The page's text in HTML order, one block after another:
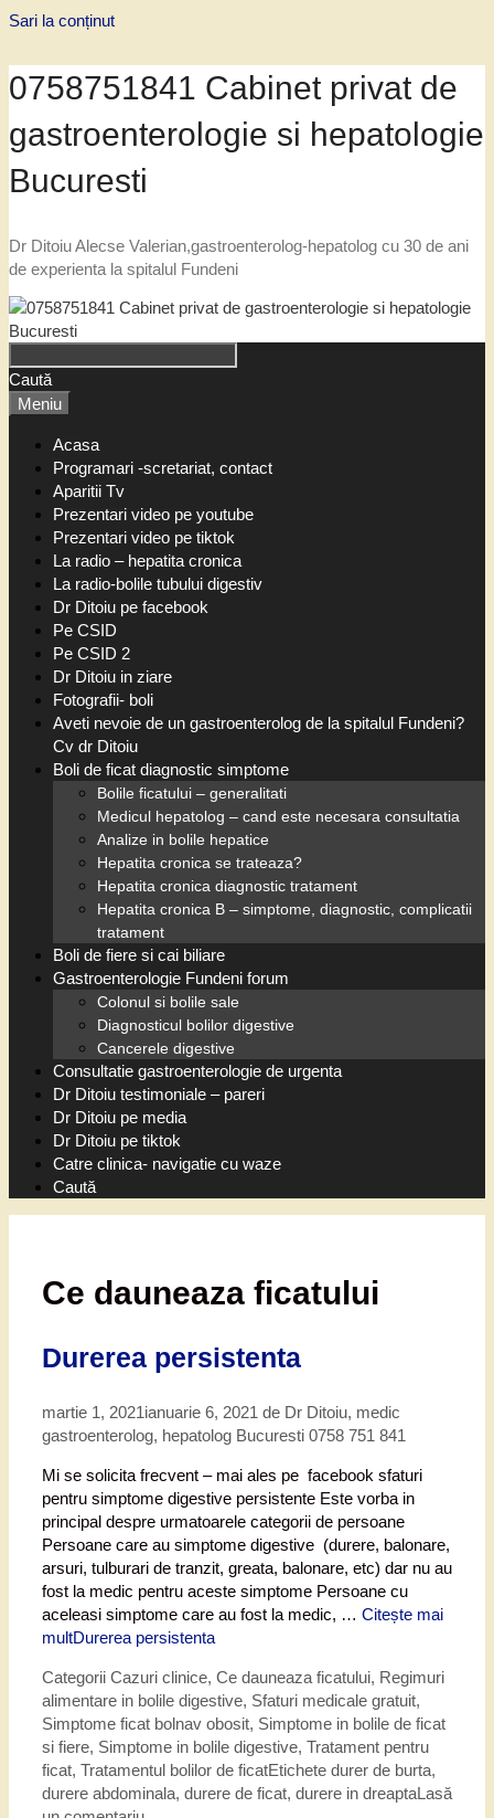
Sari la conținut
0758751841 Cabinet privat de
gastroenterologie si hepatologie
Bucuresti
Dr Ditoiu Alecse Valerian,gastroenterolog-hepatolog cu 30 de ani
de experienta la spitalul Fundeni
Caută
Meniu
Acasa
Programari -scretariat, contact
Aparitii Tv
Prezentari video pe youtube
Prezentari video pe tiktok
La radio – hepatita cronica
La radio-bolile tubului digestiv
Dr Ditoiu pe facebook
Pe CSID
Pe CSID 2
Dr Ditoiu in ziare
Fotografii- boli
Aveti nevoie de un gastroenterolog de la spitalul Fundeni?
Cv dr Ditoiu
Boli de ficat diagnostic simptome
Bolile ficatului – generalitati
Medicul hepatolog – cand este necesara consultatia
Analize in bolile hepatice
Hepatita cronica se trateaza?
Hepatita cronica diagnostic tratament
Hepatita cronica B – simptome, diagnostic, complicatii
tratament
Boli de fiere si cai biliare
Gastroenterologie Fundeni forum
Colonul si bolile sale
Diagnosticul bolilor digestive
Cancerele digestive
Consultatie gastroenterologie de urgenta
Dr Ditoiu testimoniale – pareri
Dr Ditoiu pe media
Dr Ditoiu pe tiktok
Catre clinica- navigatie cu waze
Caută
Ce dauneaza ficatului
Durerea persistenta
martie 1, 2021ianuarie 6, 2021 de Dr Ditoiu, medic
gastroenterolog, hepatolog Bucuresti 0758 751 841
Mi se solicita frecvent – mai ales pe facebook sfaturi
pentru simptome digestive persistente Este vorba in
principal despre urmatoarele categorii de persoane
Persoane care au simptome digestive (durere, balonare,
arsuri, tulburari de tranzit, greata, balonare, etc) dar nu au
fost la medic pentru aceste simptome Persoane cu
aceleasi simptome care au fost la medic, … Citește mai
multDurerea persistenta
Categorii Cazuri clinice, Ce dauneaza ficatului, Regimuri
alimentare in bolile digestive, Sfaturi medicale gratuit,
Simptome ficat bolnav obosit, Simptome in bolile de ficat
si fiere, Simptome in bolile digestive, Tratament pentru
ficat, Tratamentul bolilor de ficatEtichete durer de burta,
durere abdominala, durere de ficat, durere in dreaptaLasă